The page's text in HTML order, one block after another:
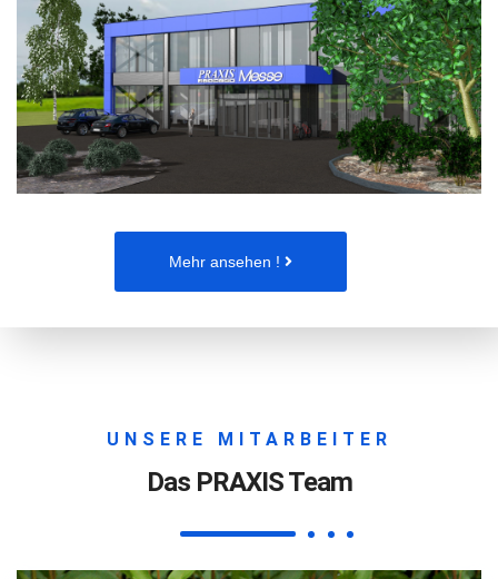
Mehr ansehen !
UNSERE MITARBEITER
Das PRAXIS Team